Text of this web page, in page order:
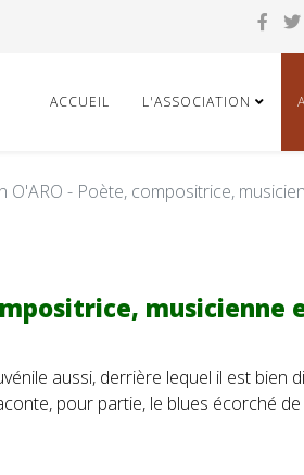
ACCUEIL L'ASSOCIATION
O'ARO - Poète, compositrice,
musicienne
aussi, derrière lequel il est
pour partie, le blues écorché